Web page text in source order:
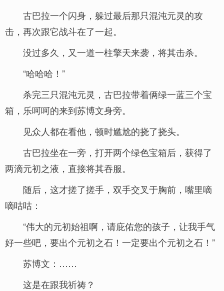
古巴拉一个闪身，躲过最后那只混沌元灵的攻
击，再次跟它战斗在了一起。
没过多久，又一道一柱擎天来袭，将其击杀。
“哈哈哈！”
杀完三只混沌元灵，古巴拉带着俩绿一蓝三个宝
箱，乐呵呵的来到苏博文身旁。
见众人都在看他，顿时尴尬的挠了挠头。
古巴拉坐在一旁，打开两个绿色宝箱后，获得了
两滴元初之液，直接将其吞服。
随后，这才搓了搓手，双手交叉于胸前，嘴里嘀
嘀咕咕：
“伟大的元初始祖啊，请庇佑您的孩子，让我手气
好一些吧，要出个元初之石！一定要出个元初之石！”
苏博文：……
这是在跟我祈祷？